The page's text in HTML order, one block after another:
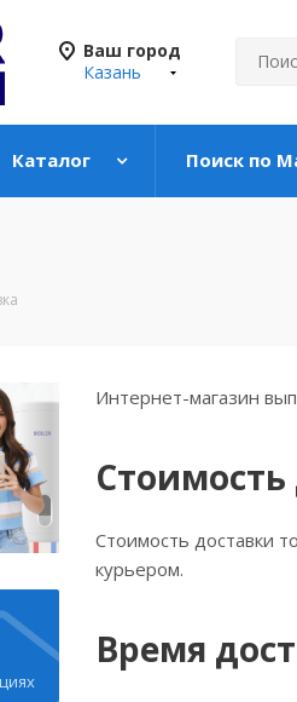
Ваш город
Казань
Каталог Поиск по
Интернет-магазин
Стоимость доставки
курьером.
Время